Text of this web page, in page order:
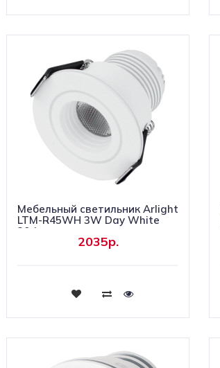
Мебельный светильник Arlight
LTM-R45WH 3W Day White
30deg
2035р.
Купить